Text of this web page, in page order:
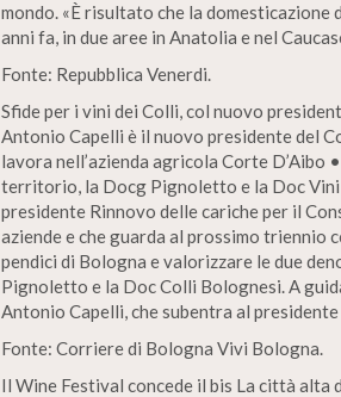
mondo. «È risultato che la
anni fa, in due aree in Anatolia e nel
Fonte: Repubblica Venerdi.
Sfide per i vini dei Colli, col nuovo
Antonio Capelli è il nuovo presidente del
lavora nell’azienda agricola Corte D’Aibo
territorio, la Docg Pignoletto e la Doc
presidente Rinnovo delle cariche per il
aziende e che guarda al prossimo
pendici di Bologna e valorizzare le due
Pignoletto e la Doc Colli Bolognesi. A
Antonio Capelli, che subentra al
Fonte: Corriere di Bologna Vivi Bologna.
Il Wine Festival concede il bis La città